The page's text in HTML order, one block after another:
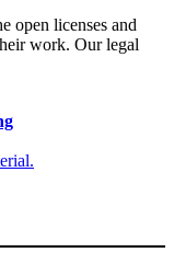
open licenses and
work. Our legal